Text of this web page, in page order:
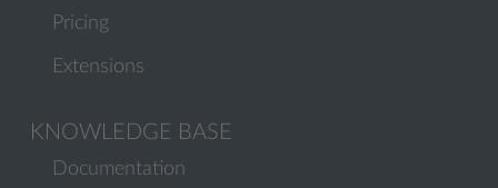
Pricing
Extensions
KNOWLEDGE BASE
Documentation